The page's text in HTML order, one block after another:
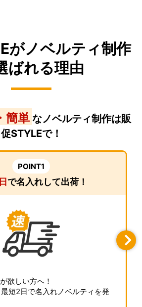
がノベルティ制作
ばれる理由
簡単 なノベルティ制作は販
促STYLEで！
POINT1
で名入れして出荷！
欲しい方へ！
短2日で名入れノベルティを発